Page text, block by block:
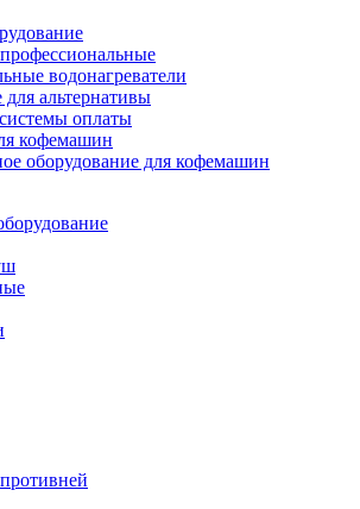
водонагреватели
альтернативы
оплаты
кофемашин
оборудование для кофемашин